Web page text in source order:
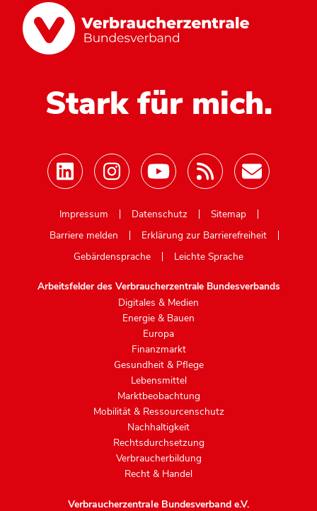
Stark für mich.
Impressum
Datenschutz
Sitemap
Barriere melden
Erklärung zur Barrierefreiheit
Gebärdensprache
Leichte Sprache
Arbeitsfelder des Verbraucherzentrale Bundesverbands
Digitales & Medien
Energie & Bauen
Europa
Finanzmarkt
Gesundheit & Pflege
Lebensmittel
Marktbeobachtung
Mobilität & Ressourcenschutz
Nachhaltigkeit
Rechtsdurchsetzung
Verbraucherbildung
Recht & Handel
Verbraucherzentrale Bundesverband e.V.